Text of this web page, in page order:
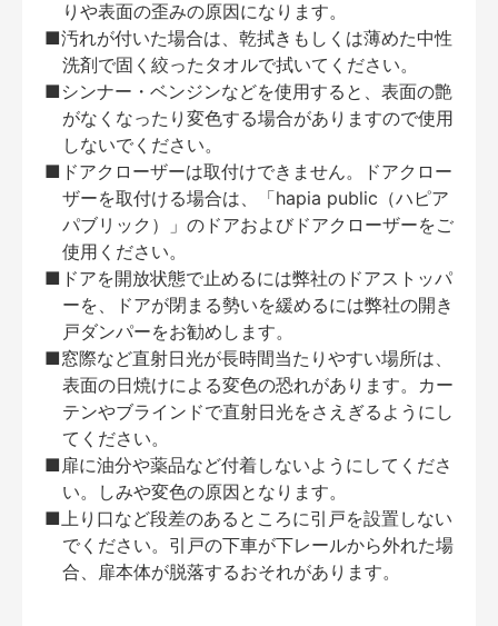
りや表面の歪みの原因になります。
■汚れが付いた場合は、乾拭きもしくは薄めた中性
洗剤で固く絞ったタオルで拭いてください。
■シンナー・ベンジンなどを使用すると、表面の艶
がなくなったり変色する場合がありますので使用
しないでください。
■ドアクローザーは取付けできません。ドアクロー
ザーを取付ける場合は、「hapia public（ハピア
パブリック）」のドアおよびドアクローザーをご
使用ください。
■ドアを開放状態で止めるには弊社のドアストッパ
ーを、ドアが閉まる勢いを緩めるには弊社の開き
戸ダンパーをお勧めします。
■窓際など直射日光が長時間当たりやすい場所は、
表面の日焼けによる変色の恐れがあります。カー
テンやブラインドで直射日光をさえぎるようにし
てください。
■扉に油分や薬品など付着しないようにしてくださ
い。しみや変色の原因となります。
■上り口など段差のあるところに引戸を設置しない
でください。引戸の下車が下レールから外れた場
合、扉本体が脱落するおそれがあります。